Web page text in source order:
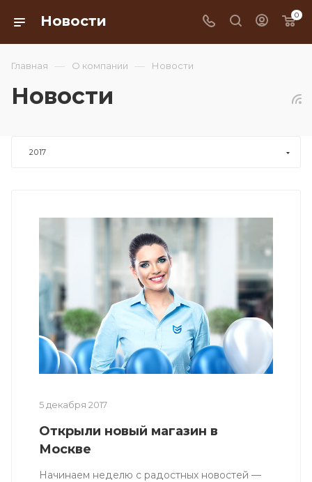
Новости 0
Главная — О компании — Новости
Новости
2017
5 декабря 2017
Открыли новый магазин в
Москве
Начинаем неделю с радостных новостей —